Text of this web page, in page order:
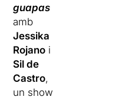
guapas
amb
Jessika
Rojano i
Sil de
Castro,
un show